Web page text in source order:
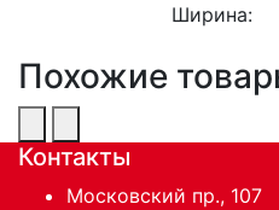
Ширина:
Похожие
Контакты
Московский пр., 107